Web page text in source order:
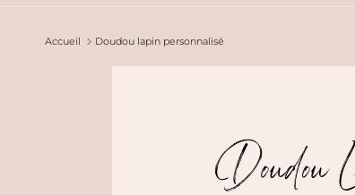
Accueil Doudou lapin personnalisé